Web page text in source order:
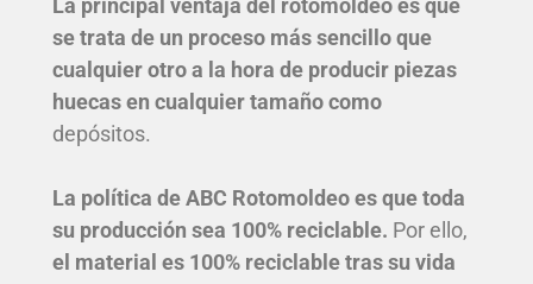
se trata de un proceso más sencillo que
cualquier otro a la hora de producir piezas
huecas en cualquier tamaño como
depósitos.
La política de ABC Rotomoldeo es que toda
su producción sea 100% reciclable. Por ello,
el material es 100% reciclabletras su vida